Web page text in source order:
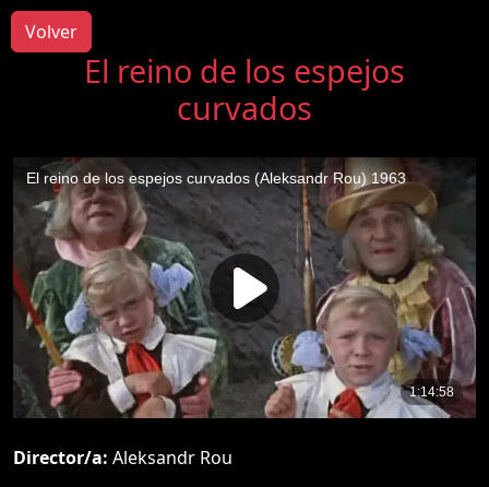
Volver
El reino de los espejos
curvados
Director/a: Aleksandr Rou